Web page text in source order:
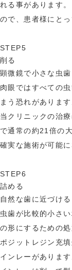
れる事があります
ので、患者様にと
STEP5
削る
顕微鏡で小さな虫
肉眼ではすべての
まう恐れがあります
当クリニックの治
で通常の約21倍の
確実な施術が可能に
STEP6
詰める
自然な歯に近づける
虫歯が比較的小さ
の形にするための
ポジットレジン充
インレーがありま